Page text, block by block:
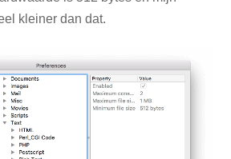
kleiner dan dat.